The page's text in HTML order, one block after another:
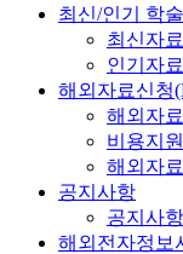
최신/인기 학
최신자료
인기자료
해외자료신청
해외자
비용지
해외자
공지사항
공지사항
해외전자정보